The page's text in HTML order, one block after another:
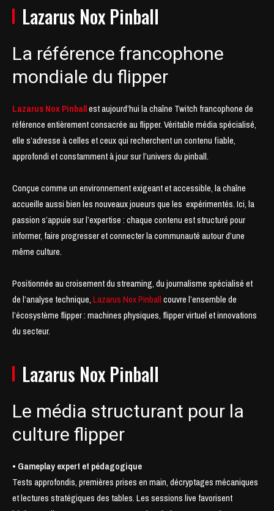
Lazarus Nox Pinball
La référence francophone
mondiale du flipper
Lazarus Nox Pinballest aujourd’hui la chaîne Twitch francophone de
référence entièrement consacrée au flipper. Véritable média spécialisé,
elle s’adresse à celles et ceux qui recherchent un contenu fiable,
approfondi et constamment à jour sur l’univers du pinball.
Conçue comme un environnement exigeant et accessible, la chaîne
accueille aussi bien les nouveaux joueurs que les expérimentés. Ici, la
passion s’appuie sur l’expertise : chaque contenu est structuré pour
informer, faire progresser et connecter la communauté autour d’une
même culture.
Positionnée au croisement du streaming, du journalisme spécialisé et
de l’analyse technique,Lazarus Nox Pinballcouvre l’ensemble de
l’écosystème flipper : machines physiques, flipper virtuel et innovations
du secteur.
Lazarus Nox Pinball
Le média structurant pour la
culture flipper
• Gameplay expert et pédagogique
Tests approfondis, premières prises en main, décryptages mécaniques
et lectures stratégiques des tables. Les sessions live favorisent